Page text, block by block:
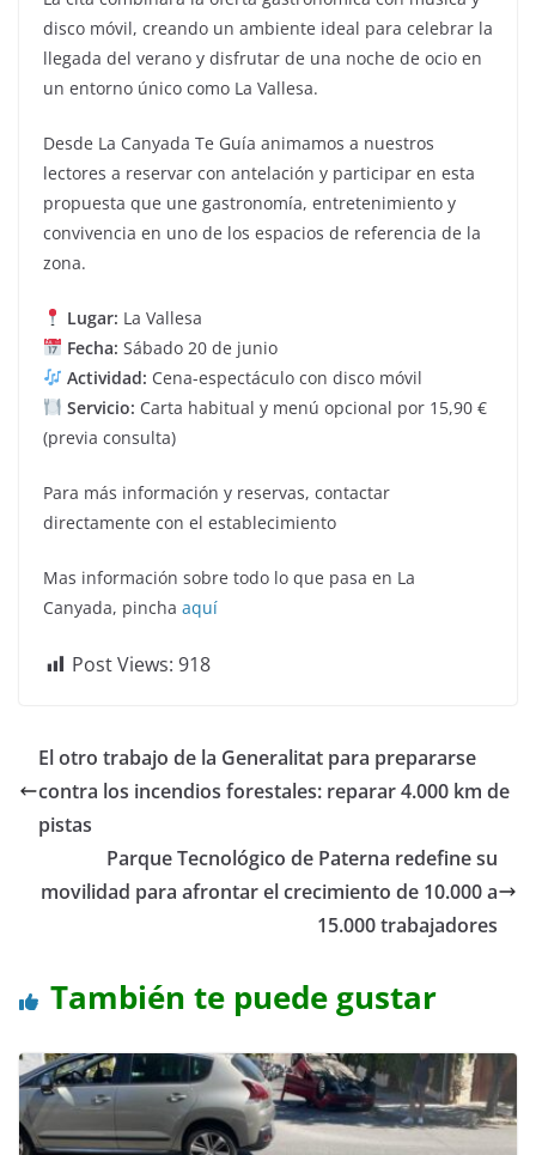
disco móvil, creando un ambiente ideal para celebrar la
llegada del verano y disfrutar de una noche de ocio en
un entorno único como La Vallesa.
Desde La Canyada Te Guía animamos a nuestros
lectores a reservar con antelación y participar en esta
propuesta que une gastronomía, entretenimiento y
convivencia en uno de los espacios de referencia de la
zona.
Lugar: La Vallesa
Fecha: Sábado 20 de junio
Actividad: Cena-espectáculo con disco móvil
Servicio: Carta habitual y menú opcional por 15,90 €
(previa consulta)
Para más información y reservas, contactar
directamente con el establecimiento
Mas información sobre todo lo que pasa en La
Canyada, pincha aquí
Post Views: 918
El otro trabajo de la Generalitat para prepararse
contra los incendios forestales: reparar 4.000 km de
pistas
Parque Tecnológico de Paterna redefine su
movilidad para afrontar el crecimiento de 10.000 a
15.000 trabajadores
También te puede gustar